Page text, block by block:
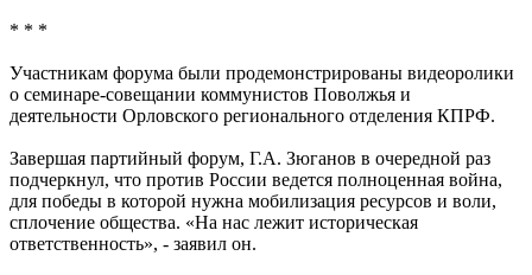
* * *
Участникам форума были продемонстрированы видеоролики
о семинаре-совещании коммунистов Поволжья и
деятельности Орловского регионального отделения КПРФ.
Завершая партийный форум, Г.А. Зюганов в очередной раз
подчеркнул, что против России ведется полноценная война,
для победы в которой нужна мобилизация ресурсов и воли,
сплочение общества. «На нас лежит историческая
ответственность», - заявил он.